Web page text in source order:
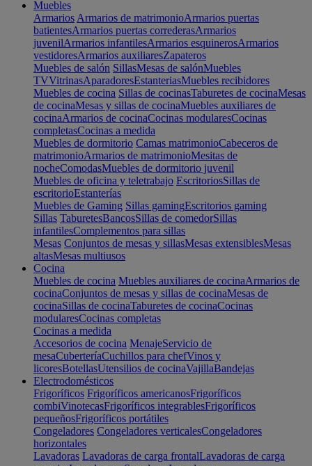
Muebles
Armarios Armarios de matrimonioArmarios puertas
batientesArmarios puertas correderasArmarios
juvenilArmarios infantilesArmarios esquinerosArmarios
vestidoresArmarios auxiliaresZapateros
Muebles de salón SillasMesas de salónMuebles
TVVitrinasAparadoresEstanteriasMuebles recibidores
Muebles de cocina Sillas de cocinasTaburetes de cocinaMesas
de cocinaMesas y sillas de cocinaMuebles auxiliares de
cocinaArmarios de cocinaCocinas modularesCocinas
completasCocinas a medida
Muebles de dormitorio Camas matrimonioCabeceros de
matrimonioArmarios de matrimonioMesitas de
nocheComodasMuebles de dormitorio juvenil
Muebles de oficina y teletrabajo EscritoriosSillas de
escritorioEstanterías
Muebles de Gaming Sillas gamingEscritorios gaming
Sillas TaburetesBancosSillas de comedorSillas
infantilesComplementos para sillas
Mesas Conjuntos de mesas y sillasMesas extensiblesMesas
altasMesas multiusos
Cocina
Muebles de cocina Muebles auxiliares de cocinaArmarios de
cocinaConjuntos de mesas y sillas de cocinaMesas de
cocinaSillas de cocinaTaburetes de cocinaCocinas
modularesCocinas completas
Cocinas a medida
Accesorios de cocina MenajeServicio de
mesaCuberteríaCuchillos para chefVinos y
licoresBotellasUtensilios de cocinaVajillaBandejas
Electrodomésticos
Frigoríficos Frigoríficos americanosFrigoríficos
combiVinotecasFrigoríficos integrablesFrigoríficos
pequeñosFrigoríficos portátiles
Congeladores Congeladores verticalesCongeladores
horizontales
Lavadoras Lavadoras de carga frontalLavadoras de carga